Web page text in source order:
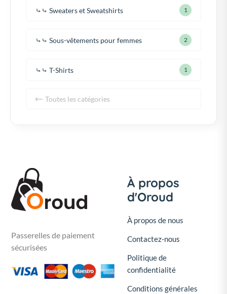
⤷⤷ Sweaters et Sweatshirts 1
⤷⤷ Sous-vêtements pour femmes 2
⤷⤷ T-Shirts 1
Toutes les catégories
Passerelles de paiement
sécurisées
À propos
d'Oroud
À propos de nous
Contactez-nous
Politique de
confidentialité
Conditions générales